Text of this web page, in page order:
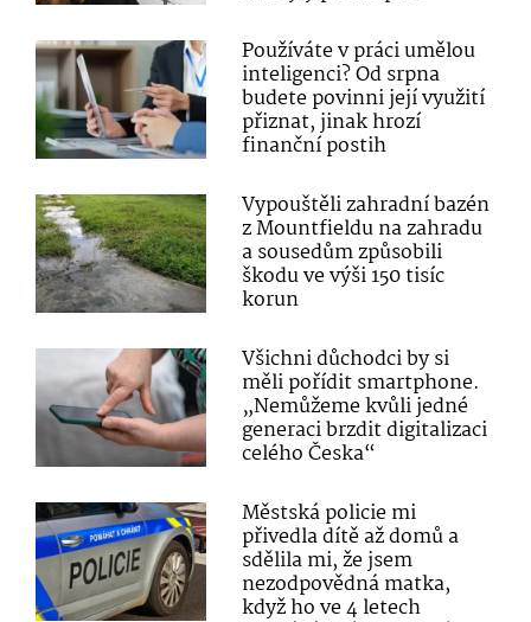
Používáte v práci umělou
inteligenci? Od srpna
budete povinni její využití
přiznat, jinak hrozí
finanční postih
Vypouštěli zahradní bazén
z Mountfieldu na zahradu
a sousedům způsobili
škodu ve výši 150 tisíc
korun
Všichni důchodci by si
měli pořídit smartphone.
„Nemůžeme kvůli jedné
generaci brzdit digitalizaci
celého Česka“
Městská policie mi
přivedla dítě až domů a
sdělila mi, že jsem
nezodpovědná matka,
když ho ve 4 letech